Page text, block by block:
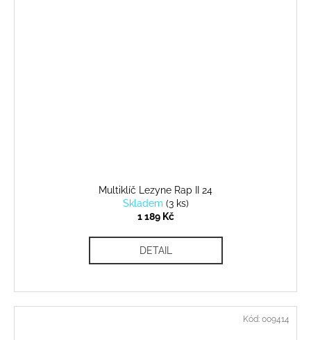
Multiklíč Lezyne Rap II 24
Skladem (3 ks)
1 189 Kč
DETAIL
Kód: 009414